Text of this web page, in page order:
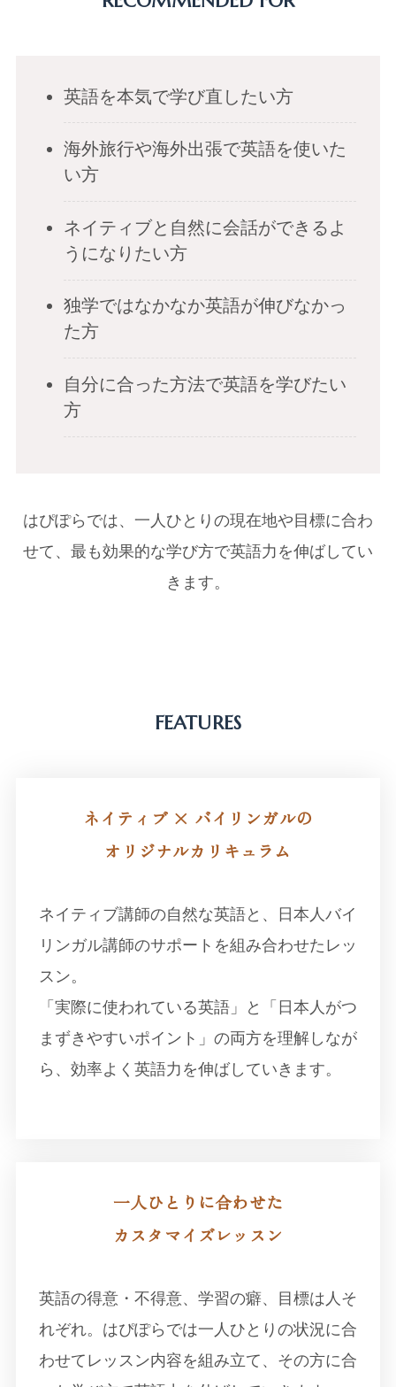
英語を本気で学び直したい方
海外旅行や海外出張で英語を使いた
い方
ネイティブと自然に会話ができるよ
うになりたい方
独学ではなかなか英語が伸びなかっ
た方
自分に合った方法で英語を学びたい
方
はぴぽらでは、一人ひとりの現在地や目標に合わ
せて、最も効果的な学び方で英語力を伸ばしてい
きます。
FEATURES
ネイティブ × バイリンガルの
オリジナルカリキュラム
ネイティブ講師の自然な英語と、日本人バイ
リンガル講師のサポートを組み合わせたレッ
スン。
「実際に使われている英語」と「日本人がつ
まずきやすいポイント」の両方を理解しなが
ら、効率よく英語力を伸ばしていきます。
一人ひとりに合わせた
カスタマイズレッスン
英語の得意・不得意、学習の癖、目標は人そ
れぞれ。はぴぽらでは一人ひとりの状況に合
わせてレッスン内容を組み立て、その方に合